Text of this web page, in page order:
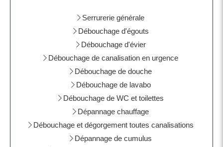
Serrurerie générale
Débouchage d'égouts
Débouchage d'évier
Débouchage de canalisation en urgence
Débouchage de douche
Débouchage de lavabo
Débouchage de WC et toilettes
Dépannage chauffage
Débouchage et dégorgement toutes canalisations
Dépannage de cumulus